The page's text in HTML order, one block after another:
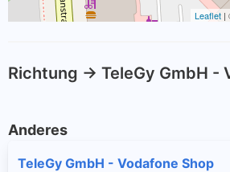
Leaflet |
Richtung -> TeleGy GmbH -
Anderes
TeleGy GmbH - Vodafone Shop